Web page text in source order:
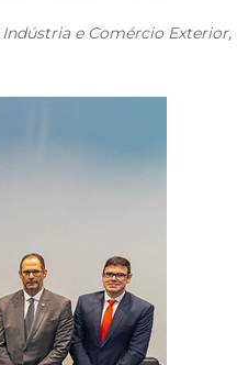
e Comércio Exterior,